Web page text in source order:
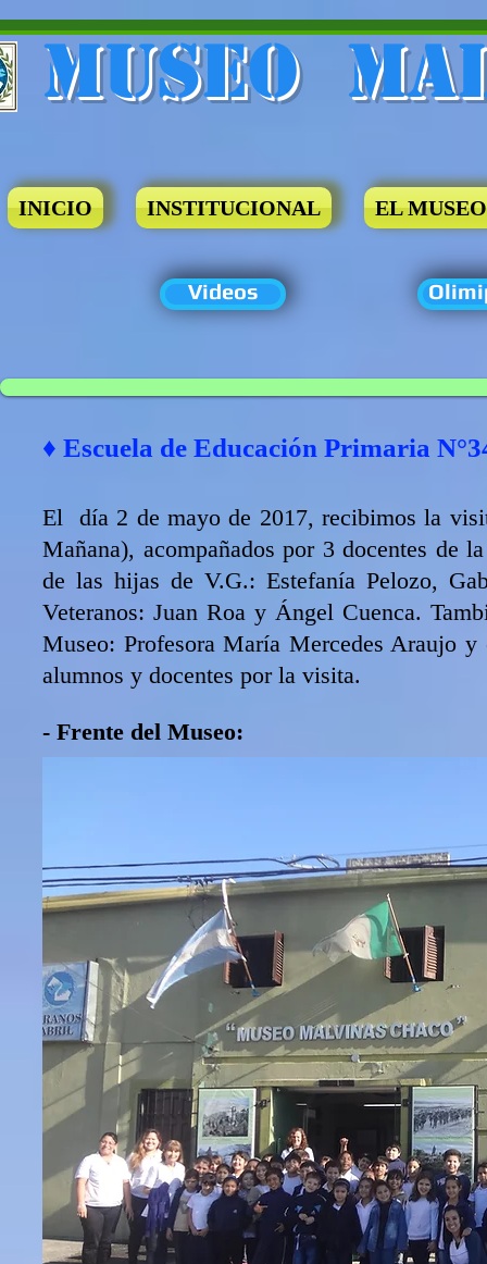
Museo​
INICIO INSTITUCIONAL EL MUSEO
Videos
♦ Escuela de Educación Primaria
El día 2 de mayo de 2017, recibimos la
Mañana), acompañados por 3 docentes de
de las hijas de V.G.: Estefanía Pelozo,
Veteranos: Juan Roa y Ángel Cuenca.
Museo: Profesora María Mercedes Araujo
alumnos y docentes por la visita.
- Frente del Museo: